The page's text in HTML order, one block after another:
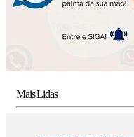
Mais Lidas